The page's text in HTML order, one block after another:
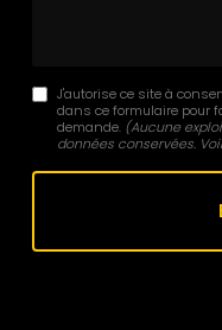
J'autorise ce site à
dans ce formulaire pour
demande. (Aucune
données conservées.